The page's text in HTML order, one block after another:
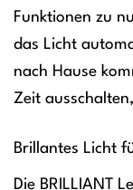
Funktionen zu
das Licht
nach Hause
Zeit
Brillantes Licht
Die BRILLIANT